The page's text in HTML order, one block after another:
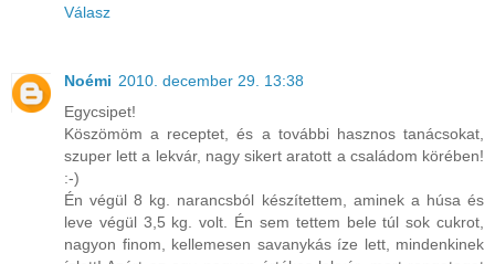
Válasz
Noémi 2010. december 29. 13:38
Egycsipet!
Köszömöm a receptet, és a további hasznos tanácsokat,
szuper lett a lekvár, nagy sikert aratott a családom körében!
:-)
Én végül 8 kg. narancsból készítettem, aminek a húsa és
leve végül 3,5 kg. volt. Én sem tettem bele túl sok cukrot,
nagyon finom, kellemesen savanykás íze lett, mindenkinek